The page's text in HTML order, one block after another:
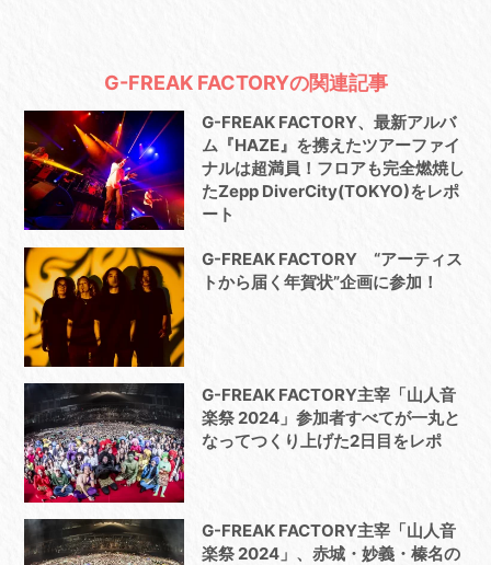
G-FREAK FACTORYの関連記事
G-FREAK FACTORY、最新アルバ
ム『HAZE』を携えたツアーファイ
ナルは超満員！フロアも完全燃焼し
たZepp DiverCity(TOKYO)をレポ
ート
G-FREAK FACTORY “アーティス
トから届く年賀状”企画に参加！
G-FREAK FACTORY主宰「山人音
楽祭 2024」参加者すべてが一丸と
なってつくり上げた2日目をレポ
G-FREAK FACTORY主宰「山人音
楽祭 2024」、赤城・妙義・榛名の